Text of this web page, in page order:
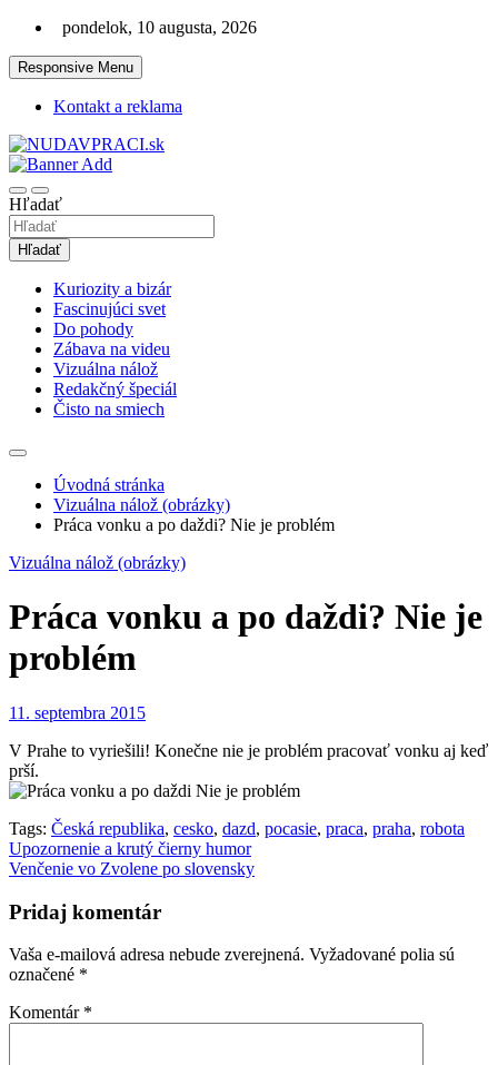
Skip
content
pondelok, 10 augusta, 2026
Responsive Menu
Kontakt a reklama
nudaVpráci.sk
Hľadať
Hľadať
Kuriozity a bizár
Fascinujúci svet
Do pohody
Zábava na videu
Vizuálna nálož
Redakčný špeciál
Čisto na smiech
Úvodná stránka
Vizuálna nálož (obrázky)
Práca vonku a po daždi? Nie je problém
Vizuálna nálož (obrázky)
Práca vonku a po daždi? Nie je
problém
11. septembra 2015
V Prahe to vyriešili! Konečne nie je problém pracovať vonku aj keď
prší.
Tags: Česká republika, cesko, dazd, pocasie, praca, praha, robota
Navigácia
v
článku
Upozornenie a krutý čierny humor
Venčenie vo Zvolene po slovensky
Pridaj komentár
Vaša e-mailová adresa nebude zverejnená. Vyžadované polia sú
označené *
Komentár *